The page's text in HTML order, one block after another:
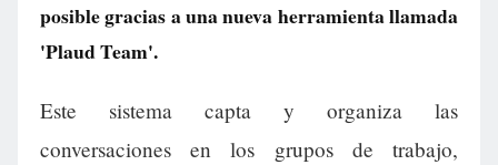
posible gracias a una nueva herramienta llamada
'Plaud Team'.
Este sistema capta y organiza las
conversaciones en los grupos de trabajo,